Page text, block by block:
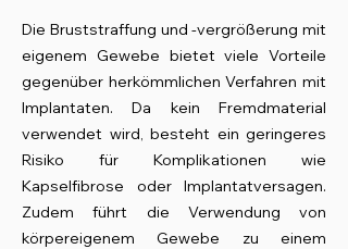
Die Bruststraffung und -vergrößerung mit
eigenem Gewebe bietet viele Vorteile
gegenüber herkömmlichen Verfahren mit
Implantaten. Da kein Fremdmaterial
verwendet wird, besteht ein geringeres
Risiko für Komplikationen wie
Kapselfibrose oder Implantatversagen.
Zudem führt die Verwendung von
körpereigenem Gewebe zu einem